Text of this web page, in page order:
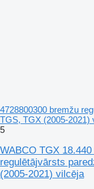
4728800300 bremžu
TGS, TGX (2005-2021)
5
WABCO TGX
regulētājvārsts
(2005-2021) vilcēja